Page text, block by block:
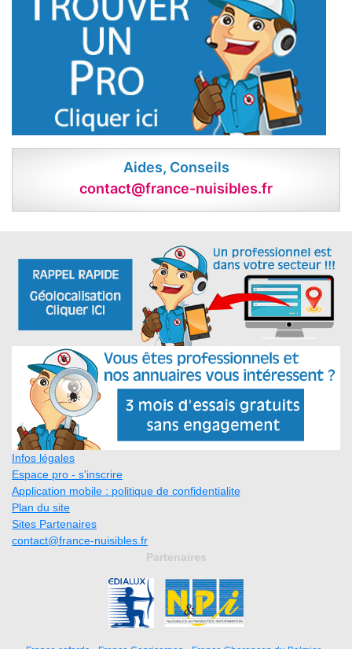
Aides, Conseils
contact@france-nuisibles.fr
Infos légales
Espace pro - s'inscrire
Application mobile : politique de confidentialite
Plan du site
Sites Partenaires
contact@france-nuisibles.fr
Partenaires